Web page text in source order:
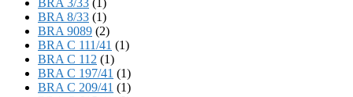
BRA 8/33 (1)
BRA 9089 (2)
BRA C 111/41 (1)
BRA C 112 (1)
BRA C 197/41 (1)
BRA C 209/41 (1)